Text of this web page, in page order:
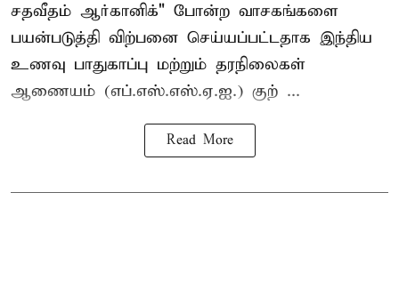
சதவீதம் ஆர்கானிக்" போன்ற வாசகங்களை
பயன்படுத்தி விற்பனை செய்யப்பட்டதாக இந்திய
உணவு பாதுகாப்பு மற்றும் தரநிலைகள்
ஆணையம் (எப்.எஸ்.எஸ்.ஏ.ஐ.) குற் ...
Read More